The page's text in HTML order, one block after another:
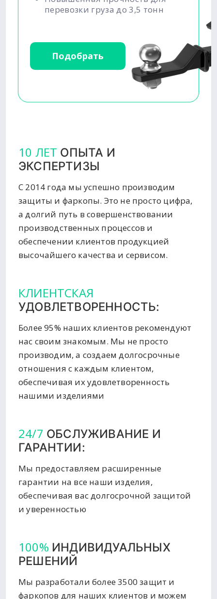
перевозки груза до 3,5 тонн
Подобрать
10 ЛЕТ ОПЫТА И
ЭКСПЕРТИЗЫ
С 2014 года мы успешно производим
защиты и фаркопы. Это не просто цифра,
а долгий путь в совершенствовании
производственных процессов и
обеспечении клиентов продукцией
высочайшего качества и сервисом.
КЛИЕНТСКАЯ
УДОВЛЕТВОРЕННОСТЬ:
Более 95% наших клиентов рекомендуют
нас своим знакомым. Мы не просто
производим, а создаем долгосрочные
отношения с каждым клиентом,
обеспечивая их удовлетворенность
нашими изделиями
24/7 ОБСЛУЖИВАНИЕ И
ГАРАНТИИ:
Мы предоставляем расширенные
гарантии на все наши изделия,
обеспечивая вас долгосрочной защитой
и уверенностью
100% ИНДИВИДУАЛЬНЫХ
РЕШЕНИЙ
Мы разработали более 3500 защит и
фаркопов для наших клиентов и можем